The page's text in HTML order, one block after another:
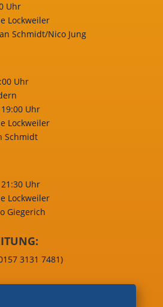
Uhr
Lockweiler
Schmidt/Nico Jung
Uhr
Uhr
Lockweiler
Schmidt
Uhr
Lockweiler
Giegerich
3131 7481)